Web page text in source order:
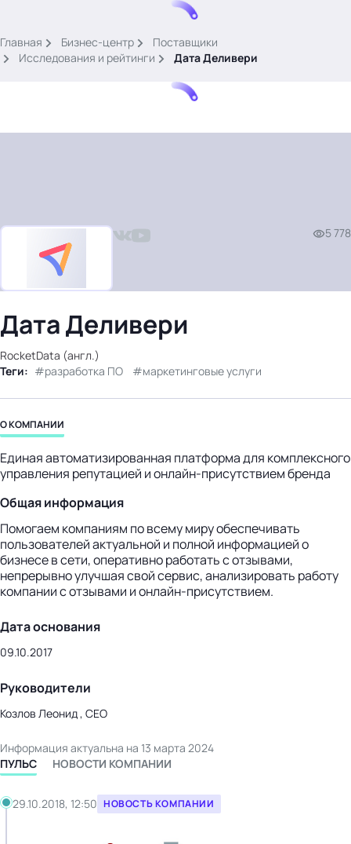
картина дня
темы
новости
видео
события
бизнес-центр
Главная Бизнес-центр
Поставщики
Исследования и рейтинги
Дата Деливери
5 778
Дата Деливери
RocketData (англ.)
Теги:
разработка ПО маркетинговые услуги
О КОМПАНИИ
Единая автоматизированная платформа для комплексного
управления репутацией и онлайн-присутствием бренда
Общая информация
Помогаем компаниям по всему миру обеспечивать
пользователей актуальной и полной информацией о
бизнесе в сети, оперативно работать с отзывами,
непрерывно улучшая свой сервис, анализировать работу
компании с отзывами и онлайн-присутствием.
Дата основания
09.10.2017
Руководители
Козлов Леонид , CEO
Информация актуальна на 13 марта 2024
ПУЛЬС
НОВОСТИ КОМПАНИИ
29.10.2018, 12:50 НОВОСТЬ КОМПАНИИ